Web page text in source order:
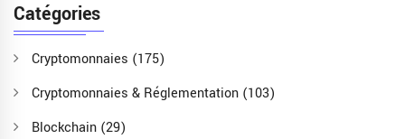
Catégories
Cryptomonnaies (175)
Cryptomonnaies & Réglementation (103)
Blockchain (29)